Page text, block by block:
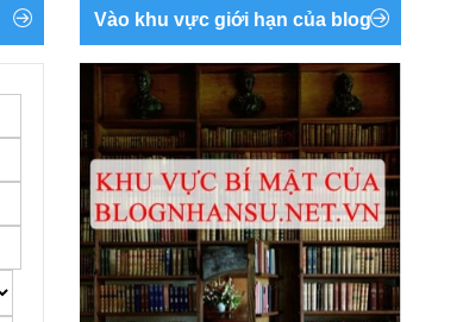
Vào khu vực giới hạn của blog